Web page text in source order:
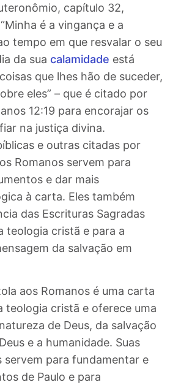
capítulo 32,
é a vingança e a
tempo em que resvalar o seu
da sua calamidade está
que lhes hão de suceder,
eles” – que é citado por
12:19 para encorajar os
na justiça divina.
e outras citadas por
Romanos servem para
e dar mais
à carta. Eles também
das Escrituras Sagradas
teologia cristã e para a
da salvação em
aos Romanos é uma carta
teologia cristã e oferece uma
de Deus, da salvação
e a humanidade. Suas
servem para fundamentar e
de Paulo e para